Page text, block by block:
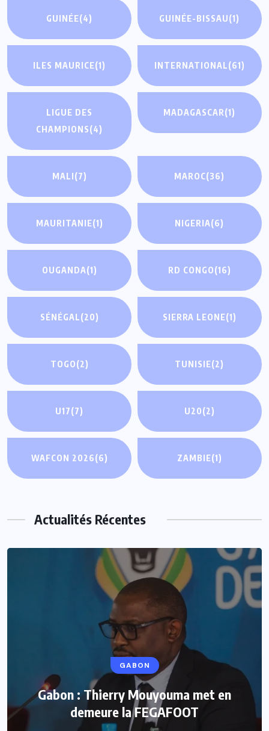
GUINÉE(4) GUINÉE-BISSAU(1)
ILES MAURICE(1) INTERNATIONAL(61)
LIGUE DES
CHAMPIONS(4)
MADAGASCAR(1)
MALI(7) MAROC(36)
MAURITANIE(1) NIGERIA(6)
OUGANDA(1) RD CONGO(16)
SÉNÉGAL(20) SIERRA LEONE(1)
TOGO(2) TUNISIE(2)
U17(7) U20(2)
WAFCON 2026(6) ZAMBIE(1)
Actualités Récentes
GABON
Gabon : Thierry Mouyouma met en
demeure la FEGAFOOT